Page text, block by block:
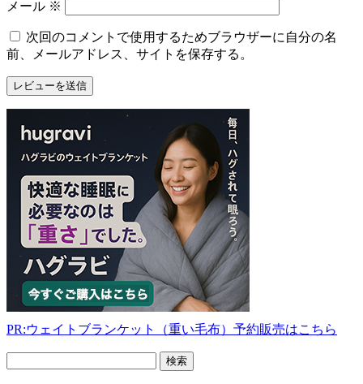
メール ※
次回のコメントで使用するためブラウザーに自分の名
前、メールアドレス、サイトを保存する。
PR:ウェイトブランケット（重い毛布）予約販売はこちら